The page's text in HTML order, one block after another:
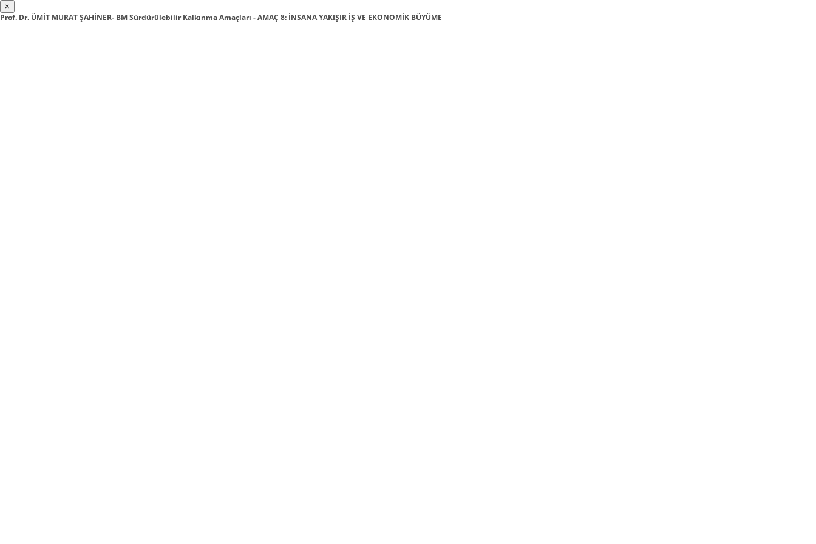
×
Prof. Dr. ÜMİT MURAT ŞAHİNER- BM Sürdürülebilir Kalkınma Amaçları - AMAÇ 8: İNSANA YAKIŞIR İŞ VE EKONOMİK BÜYÜME